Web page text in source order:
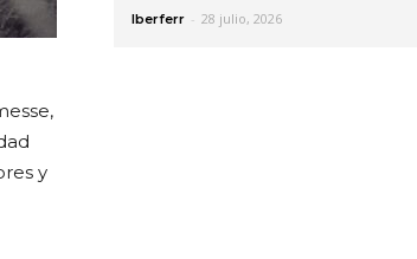
y
Iberferr - 28 julio, 2026